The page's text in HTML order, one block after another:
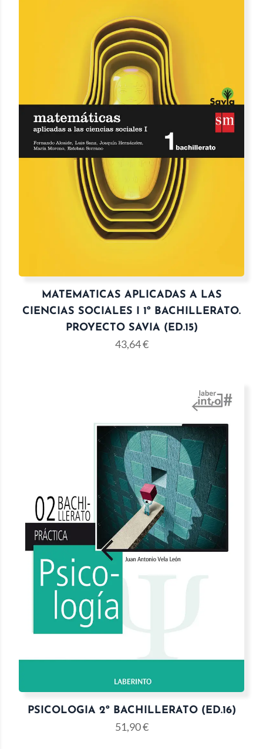
MATEMATICAS APLICADAS A LAS
CIENCIAS SOCIALES I 1º BACHILLERATO.
PROYECTO SAVIA (ED.15)
43,64€
PSICOLOGIA 2º BACHILLERATO (ED.16)
51,90€